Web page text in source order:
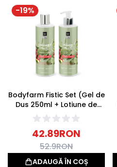
-19%
Bodyfarm Fistic Set (Gel de
Dus 250ml + Lotiune de
Corp 250ml)
42.89RON
52.9RON
ADAUGĂ ÎN COȘ